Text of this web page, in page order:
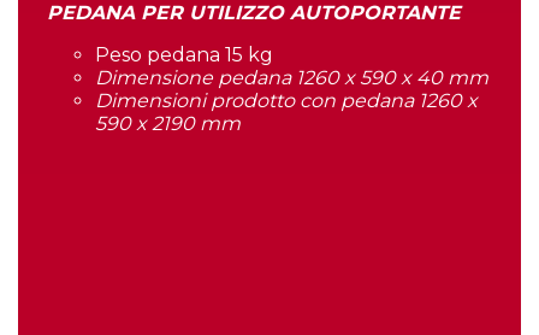
PEDANA PER UTILIZZO AUTOPORTANTE
Peso pedana 15 kg
Dimensione pedana 1260 x 590 x 40 mm
Dimensioni prodotto con pedana 1260 x
590 x 2190 mm